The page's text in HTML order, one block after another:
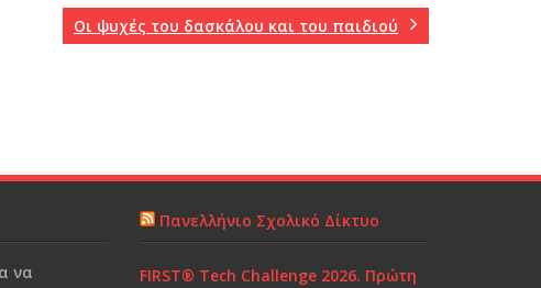
Οι ψυχές του δασκάλου και του παιδιού
να
Πανελλήνιο Σχολικό Δίκτυο
FIRST® Tech Challenge 2026. Πρώτη